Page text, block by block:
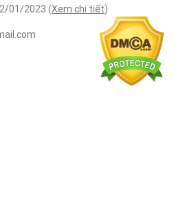
01/2023 (Xem chi tiết)